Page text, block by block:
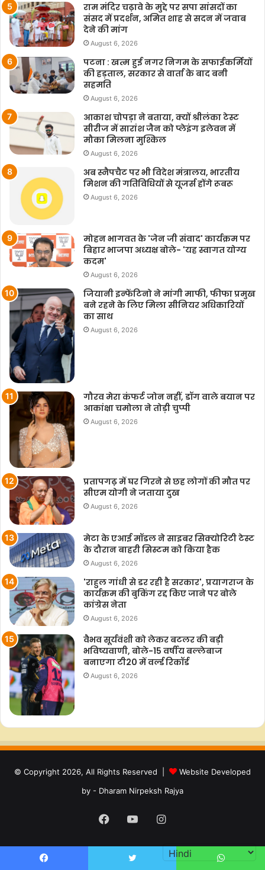
राम मंदिर चढ़ावे के मुद्दे पर सपा सांसदों का
संसद में प्रदर्शन, अमित शाह से सदन में जवाब
देने की मांग
August 6, 2026
पटना : खत्म हुई नगर निगम के सफाईकर्मियों
की हड़ताल, सरकार से वार्ता के बाद बनी
सहमति
August 6, 2026
आकाश चोपड़ा ने बताया, क्यों श्रीलंका टेस्ट
सीरीज में सारांश जैन को प्लेइंग इलेवन में
मौका मिलना मुश्किल
August 6, 2026
अब स्नैपचैट पर भी विदेश मंत्रालय, भारतीय
मिशन की गतिविधियों से यूजर्स होंगे रूबरू
August 6, 2026
मोहन भागवत के 'जेन जी संवाद' कार्यक्रम पर
बिहार भाजपा अध्यक्ष बोले- 'यह स्वागत योग्य
कदम'
August 6, 2026
जियानी इन्फेंटिनो ने मांगी माफी, फीफा प्रमुख
बने रहने के लिए मिला सीनियर अधिकारियों
का साथ
August 6, 2026
गौरव मेरा कंफर्ट जोन नहीं, डॉग वाले बयान पर
आकांक्षा चमोला ने तोड़ी चुप्पी
August 6, 2026
प्रतापगढ़ में घर गिरने से छह लोगों की मौत पर
सीएम योगी ने जताया दुख
August 6, 2026
मेटा के एआई मॉडल ने साइबर सिक्योरिटी टेस्ट
के दौरान बाहरी सिस्टम को किया हैक
August 6, 2026
'राहुल गांधी से डर रही है सरकार', प्रयागराज के
कार्यक्रम की बुकिंग रद्द किए जाने पर बोले
कांग्रेस नेता
August 6, 2026
वैभव सूर्यवंशी को लेकर बटलर की बड़ी
भविष्यवाणी, बोले-15 वर्षीय बल्लेबाज
बनाएगा टी20 में वर्ल्ड रिकॉर्ड
August 6, 2026
© Copyright 2026, All Rights Reserved |
Website Developed
by - Dharam Nirpeksh Rajya
Facebook
YouTubeInstagram